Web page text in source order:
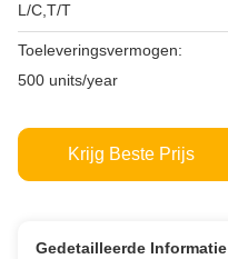
L/C,T/T
Toeleveringsvermogen:
500 units/year
Krijg Beste Prijs
Gedetailleerde Informatie